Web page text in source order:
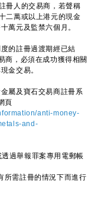
冊人的交易商，若聲稱
二萬或以上港元的現金
萬元及監禁六個月。
的註冊過渡期經已結
商，必須在成功獲得相關
金交易。
屬及寶石交易商註冊系
頁
anti-money-
and-
過舉報罪案專用電郵帳
所需註冊的情況下而進行